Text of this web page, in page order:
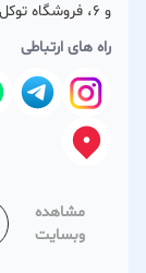
و 6، فروشگاه توکل
راه های ارتباطی
مشاهده
وبسایت